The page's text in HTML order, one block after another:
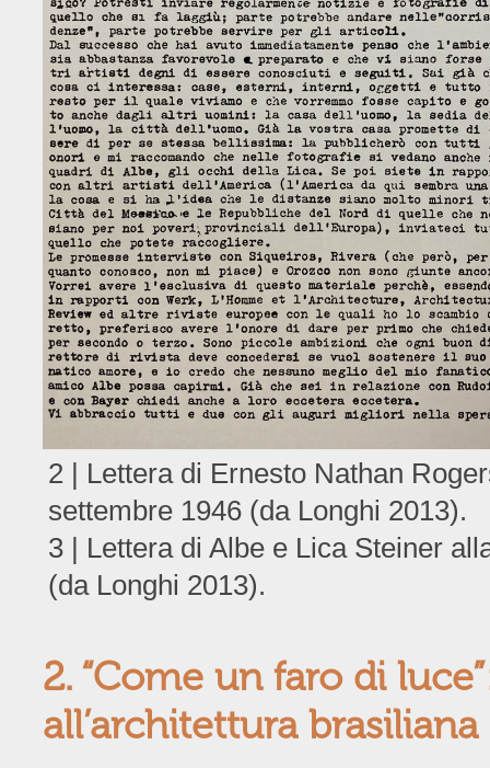
2 | Lettera di Ernesto Nathan
settembre 1946 (da Longhi 2013).
3 | Lettera di Albe e Lica Steiner
(da Longhi 2013).
2. “Come un faro di
all’architettura brasiliana